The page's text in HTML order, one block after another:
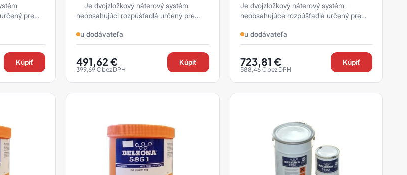
pre
po ...
Kúpiť
neobsahujúci rozpúšťadlá určený pre
nekovových pov ...
u dodávateľa
491,62€
399,69€ bez DPH
Kúpiť
Je dvojzložkový náterový systém
neobsahujúce rozpúšťadlá určený pre
povrchov pri trvalom ponorení vo ...
u dodávateľa
723,81 €
588,46€bez DPH
Kúpiť